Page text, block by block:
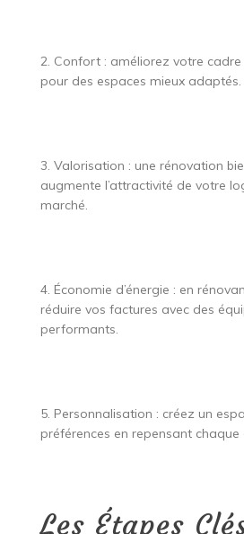
2. Confort : améliorez votre
pour des espaces mieux adaptés.
3. Valorisation : une rénovation
augmente l’attractivité de votre
marché.
4. Économie d’énergie : en
réduire vos factures avec des
performants.
5. Personnalisation : créez un
préférences en repensant chaque
Les Étapes